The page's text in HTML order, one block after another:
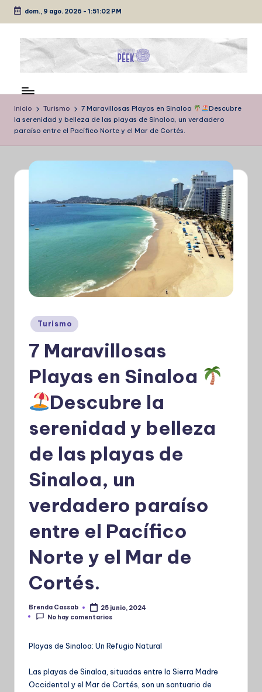
Saltar
contenido
dom., 9 ago. 2026 - 1:51:02 PM
E
de
comunicación
Inicio Turismo 7 Maravillosas Playas en Sinaloa
Descubre
la serenidad y belleza de las playas de Sinaloa, un verdadero
paraíso entre el Pacífico Norte y el Mar de Cortés.
Publicado
en
Turismo
7 Maravillosas
Playas en Sinaloa
Descubre la
serenidad y belleza
de las playas de
Sinaloa, un
verdadero paraíso
entre el Pacífico
Norte y el Mar de
Cortés.
Publicado
por
Brenda Cassab
25 junio, 2024
No hay comentarios
Playas de Sinaloa: Un Refugio Natural
Las playas de Sinaloa, situadas entre la Sierra Madre
Occidental y el Mar de Cortés, son un santuario de